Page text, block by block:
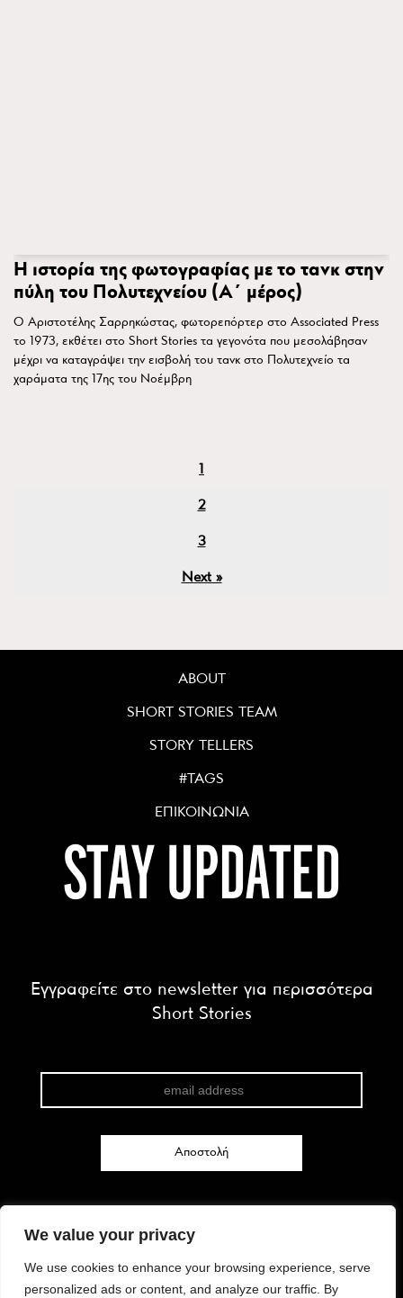
We value your privacy
We use cookies to enhance your browsing experience, serve
personalized ads or content, and analyze our traffic. By
Η ιστορία της φωτογραφίας με το τανκ στην
πύλη του Πολυτεχνείου (Α΄ μέρος)
Ο Αριστοτέλης Σαρρηκώστας, φωτορεπόρτερ στο Associated Press
το 1973, εκθέτει στο Short Stories τα γεγονότα που μεσολάβησαν
μέχρι να καταγράψει την εισβολή του τανκ στο Πολυτεχνείο τα
χαράματα της 17ης του Νοέμβρη
2
3
Next »
ABOUT
SHORT STORIES TEAM
STORY TELLERS
#TAGS
ΕΠΙΚΟΙΝΩΝΙΑ
STAY UPDATED
Εγγραφείτε στο newsletter για περισσότερα
Short Stories
FACEBOOK
INSTAGRAM